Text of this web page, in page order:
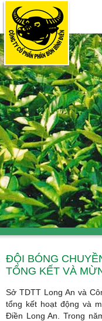
ĐỘI BÓNG
TỔNG KẾT VÀ
Sở TDTT Long An và
tổng kết hoạt động và
Điền Long An. Trong